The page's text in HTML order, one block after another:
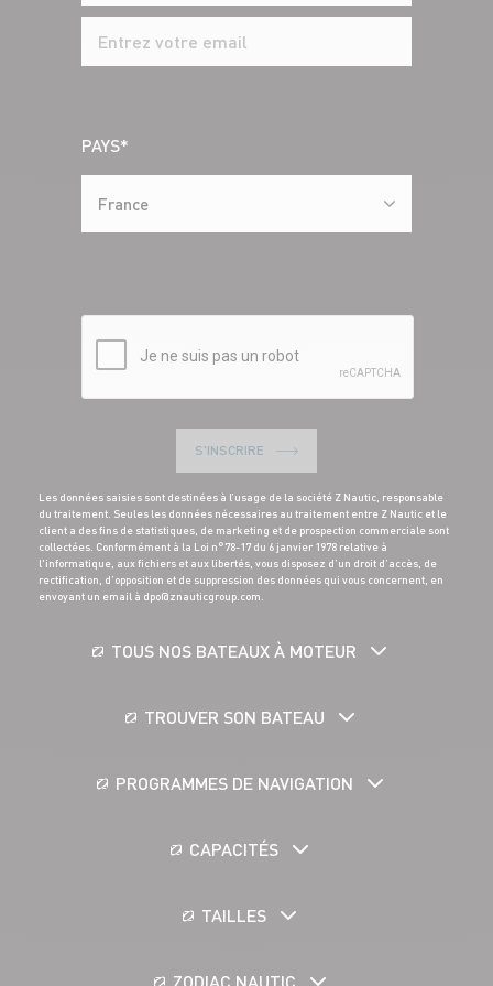
PAYS*
France
S'INSCRIRE
Les données saisies sont destinées à l’usage de la société Z Nautic, responsable
du traitement. Seules les données nécessaires au traitement entre Z Nautic et le
client a des fins de statistiques, de marketing et de prospection commerciale sont
collectées. Conformément à la Loi n°78-17 du 6 janvier 1978 relative à
l'informatique, aux fichiers et aux libertés, vous disposez d’un droit d’accès, de
rectification, d’opposition et de suppression des données qui vous concernent, en
envoyant un email à dpo@znauticgroup.com.
TOUS NOS BATEAUX À MOTEUR
TROUVER SON BATEAU
PROGRAMMES DE NAVIGATION
CAPACITÉS
TAILLES
ZODIAC NAUTIC